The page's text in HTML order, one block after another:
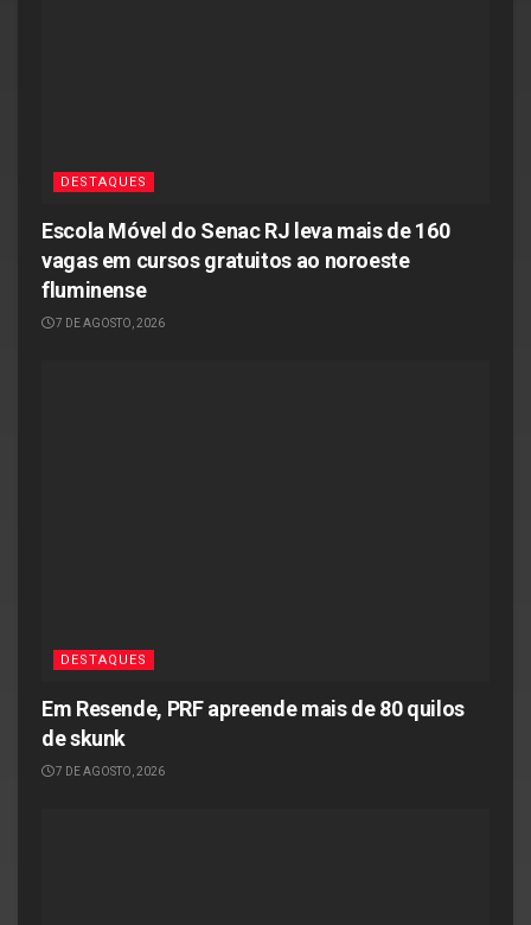
DESTAQUES
Escola Móvel do Senac RJ leva mais de 160
vagas em cursos gratuitos ao noroeste
fluminense
7 DE AGOSTO, 2026
DESTAQUES
Em Resende, PRF apreende mais de 80 quilos
de skunk
7 DE AGOSTO, 2026